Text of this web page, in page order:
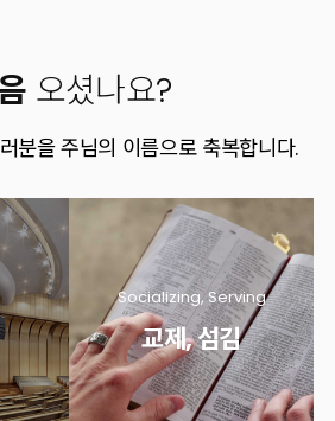
오셨나요?
분을 주님의 이름으로 축복합니다.
Socializing, Serving
교제, 섬김